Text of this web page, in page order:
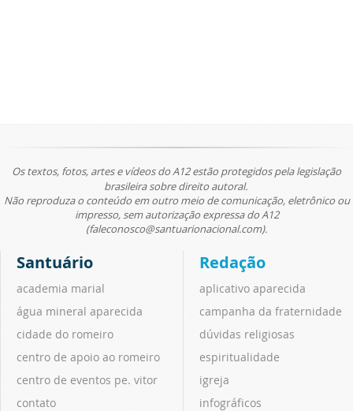
Os textos, fotos, artes e vídeos do A12 estão protegidos pela legislação
brasileira sobre direito autoral.
Não reproduza o conteúdo em outro meio de comunicação, eletrônico ou
impresso, sem autorização expressa do A12
(faleconosco@santuarionacional.com).
Santuário
academia marial
água mineral aparecida
cidade do romeiro
centro de apoio ao romeiro
centro de eventos pe. vitor
contato
Redação
aplicativo aparecida
campanha da fraternidade
dúvidas religiosas
espiritualidade
igreja
infográficos